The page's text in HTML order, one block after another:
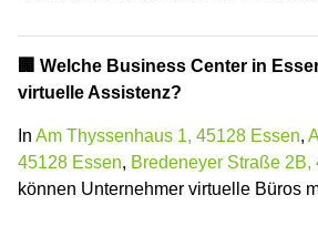
🏢 Welche Business Center in
virtuelle Assistenz?
In Am Thyssenhaus 1, 45128 Essen,
45128 Essen, Bredeneyer Straße 2B,
können Unternehmer virtuelle Büros